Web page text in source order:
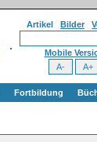
Artikel Bilder
Mobile
Fortbildung